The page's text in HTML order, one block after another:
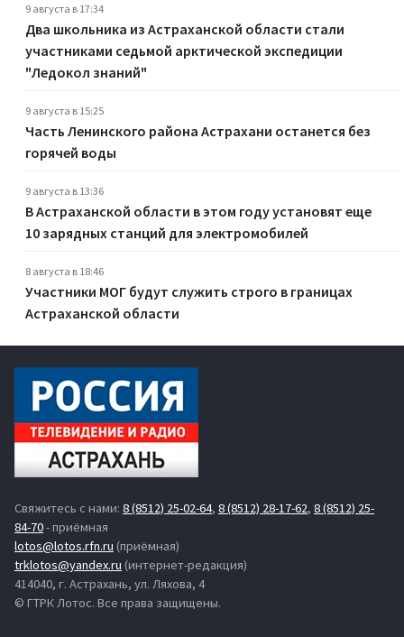
9 августа в 17:34
Два школьника из Астраханской области стали
участниками седьмой арктической экспедиции
"Ледокол знаний"
9 августа в 15:25
Часть Ленинского района Астрахани останется без
горячей воды
9 августа в 13:36
В Астраханской области в этом году установят еще
10 зарядных станций для электромобилей
8 августа в 18:46
Участники МОГ будут служить строго в границах
Астраханской области
Свяжитесь с нами: 8 (8512) 25-02-64, 8 (8512) 28-17-62, 8 (8512) 25-
84-70- приёмная
lotos@lotos.rfn.ru (приёмная)
trklotos@yandex.ru (интернет-редакция)
414040, г. Астрахань, ул. Ляхова, 4
© ГТРК Лотос. Все права защищены.